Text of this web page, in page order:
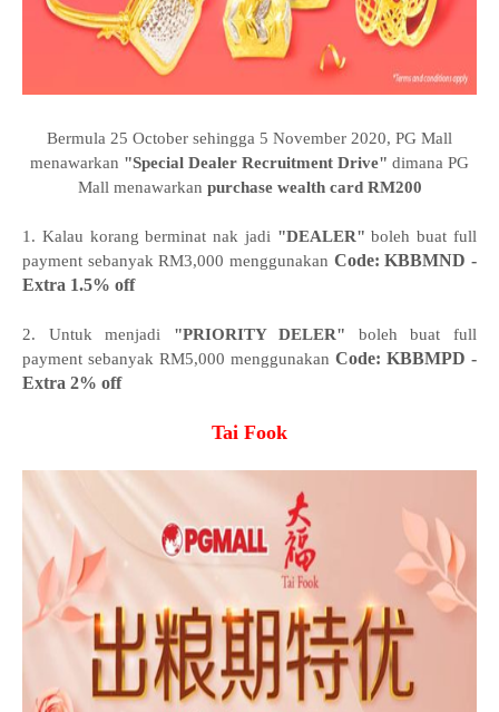
Bermula 25 October sehingga 5 November 2020, PG Mall
menawarkan "Special Dealer Recruitment Drive" dimana PG
Mall menawarkan purchase wealth card RM200
1. Kalau korang berminat nak jadi "DEALER" boleh buat full
payment sebanyak RM3,000 menggunakan Code: KBBMND -
Extra 1.5% off
2. Untuk menjadi "PRIORITY DELER" boleh buat full
payment sebanyak RM5,000 menggunakan Code: KBBMPD -
Extra 2% off
Tai Fook